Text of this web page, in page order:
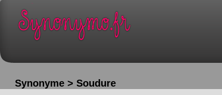
Synonyme > Soudure